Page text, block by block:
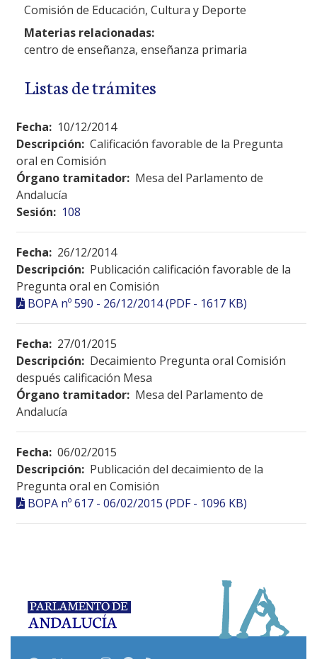
Comisión de Educación, Cultura y Deporte
Materias relacionadas:
centro de enseñanza, enseñanza primaria
Listas de trámites
Fecha: 10/12/2014
Descripción: Calificación favorable de la Pregunta
oral en Comisión
Órgano tramitador: Mesa del Parlamento de
Andalucía
Sesión: 108
Fecha: 26/12/2014
Descripción: Publicación calificación favorable de la
Pregunta oral en Comisión
BOPA nº 590 - 26/12/2014 (PDF - 1617 KB)
Fecha: 27/01/2015
Descripción: Decaimiento Pregunta oral Comisión
después calificación Mesa
Órgano tramitador: Mesa del Parlamento de
Andalucía
Fecha: 06/02/2015
Descripción: Publicación del decaimiento de la
Pregunta oral en Comisión
BOPA nº 617 - 06/02/2015 (PDF - 1096 KB)